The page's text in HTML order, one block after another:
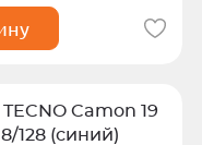
Camon 19
128 (синий)